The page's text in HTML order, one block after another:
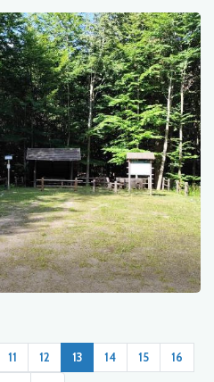
11 12 13 14 15 16